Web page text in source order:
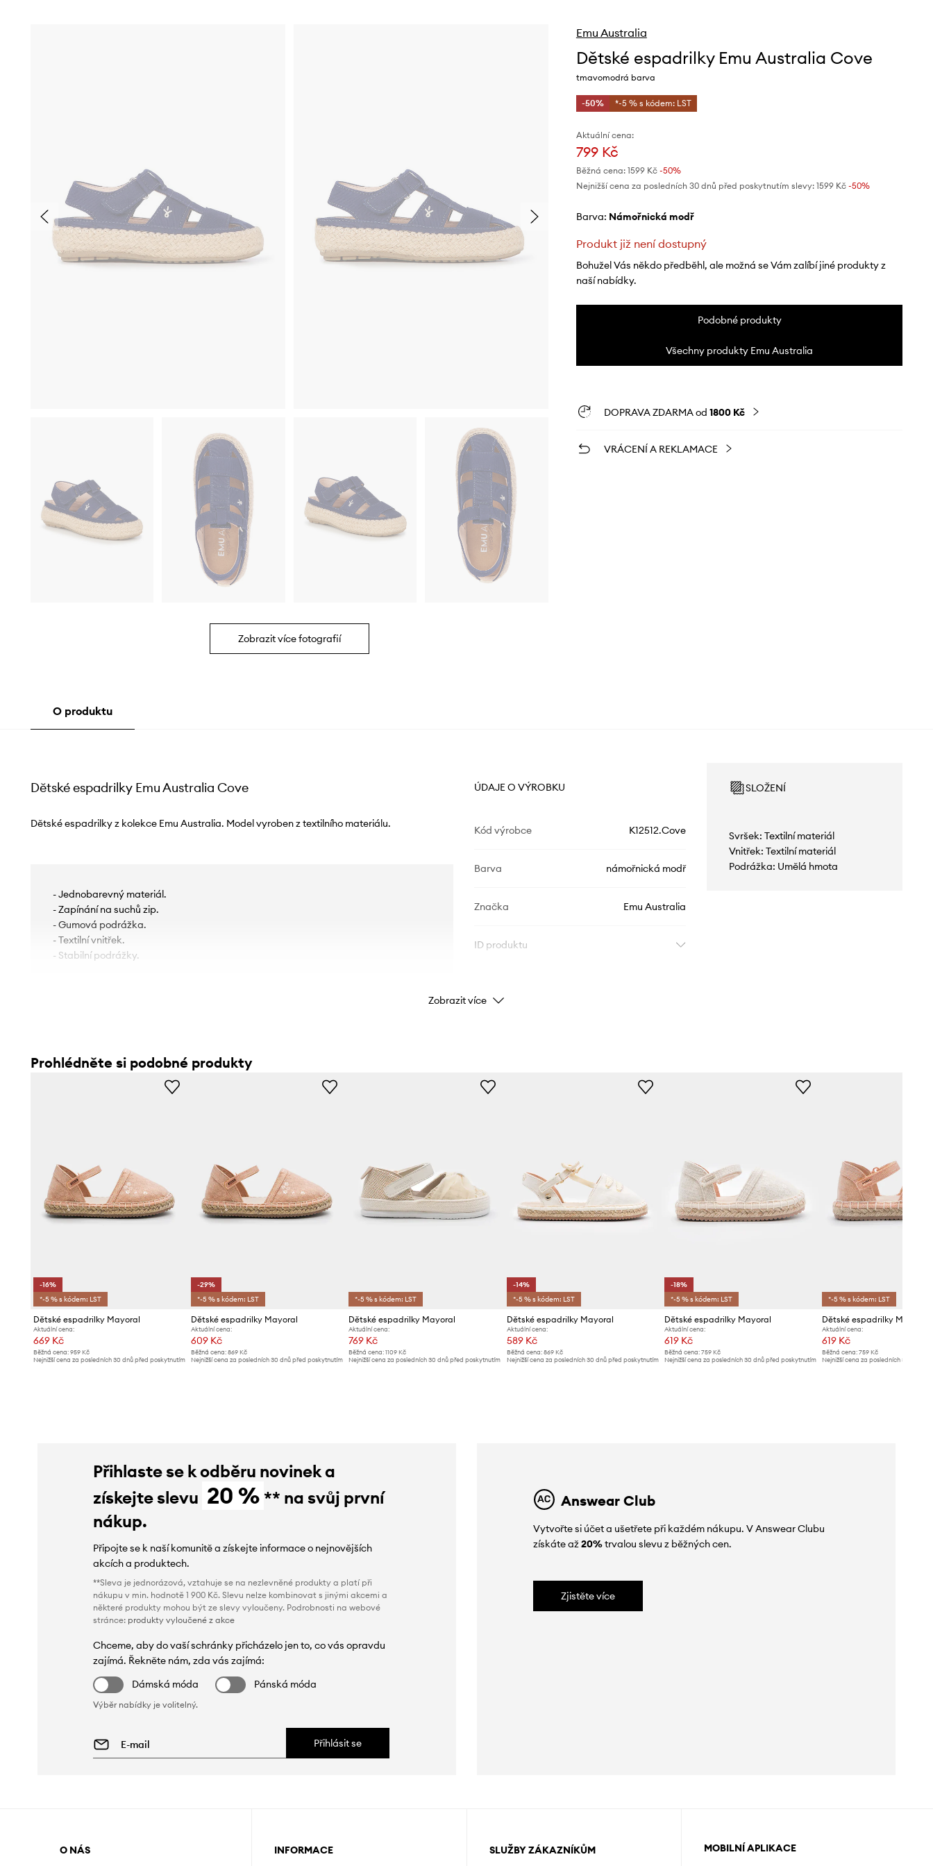
Zobrazit více fotografií
Emu Australia
Dětské espadrilky Emu Australia Cove
tmavomodrá barva
-50% *-5 % s kódem: LST
Aktuální cena:
799 Kč
Běžná cena: 1599 Kč-50%
Nejnižší cena za posledních 30 dnů před poskytnutím slevy: 1599 Kč -50%
Barva: námořnická modř
Produkt již není dostupný
Bohužel Vás někdo předběhl, ale možná se Vám zalíbí jiné produkty z
naší nabídky.
Podobné produkty
Všechny produkty Emu Australia
DOPRAVA ZDARMA od 1800 Kč
VRÁCENÍ A REKLAMACE
O produktu
Dětské espadrilky Emu Australia Cove
Dětské espadrilky z kolekce Emu Australia. Model vyroben z textilního materiálu.
- Jednobarevný materiál.
- Zapínání na suchů zip.
- Gumová podrážka.
- Textilní vnitřek.
- Stabilní podrážky.
ÚDAJE O VÝROBKU
Kód výrobce K12512.Cove
Barva námořnická modř
Značka Emu Australia
ID produktu
SLOŽENÍ
Svršek: Textilní materiál
Vnitřek: Textilní materiál
Podrážka: Umělá hmota
Zobrazit více
Prohlédněte si podobné produkty
-16%
*-5 % s kódem: LST
Dětské espadrilky Mayoral
Aktuální cena:
669 Kč
Běžná cena: 959 Kč
Nejnižší cena za posledních 30 dnů před poskytnutím
-29%
*-5 % s kódem: LST
Dětské espadrilky Mayoral
Aktuální cena:
609 Kč
Běžná cena:869 Kč
Nejnižší cena za posledních 30 dnů před poskytnutím
*-5 % s kódem: LST
Dětské espadrilky Mayoral
Aktuální cena:
769 Kč
Běžná cena: 1109 Kč
Nejnižší cena za posledních 30 dnů před poskytnutím
-14%
*-5 % s kódem: LST
Dětské espadrilky Mayoral
Aktuální cena:
589 Kč
Běžná cena: 869 Kč
Nejnižší cena za posledních 30 dnů před poskytnutím
-18%
*-5 % s kódem: LST
Dětské espadrilky Mayoral
Aktuální cena:
619 Kč
Běžná cena:759 Kč
Nejnižší cena za posledních 30 dnů před poskytnutím
*-5 % s kódem: LST
Dětské espadrilky Mayoral
Aktuální cena:
619 Kč
Běžná cena: 759 Kč
Nejnižší cena za posledních 30 dnů
Přihlaste se k odběru novinek a
získejte slevu 20 % ** na svůj první
nákup.
Připojte se k naší komunitě a získejte informace o nejnovějších
akcích a produktech.
**Sleva je jednorázová, vztahuje se na nezlevněné produkty a platí při
nákupu v min. hodnotě 1 900 Kč. Slevu nelze kombinovat s jinými akcemi a
některé produkty mohou být ze slevy vyloučeny. Podrobnosti na webové
stránce: produkty vyloučené z akce
Chceme, aby do vaší schránky přicházelo jen to, co vás opravdu
zajímá. Řekněte nám, zda vás zajímá:
Dámská móda
Pánská móda
Výběr nabídky je volitelný.
Přihlásit se
Answear Club
Vytvořte si účet a ušetřete při každém nákupu. V Answear Clubu
získáte až20%trvalou slevu z běžných cen.
Zjistěte více
O NÁS INFORMACE SLUŽBY ZÁKAZNÍKŮM MOBILNÍ APLIKACE